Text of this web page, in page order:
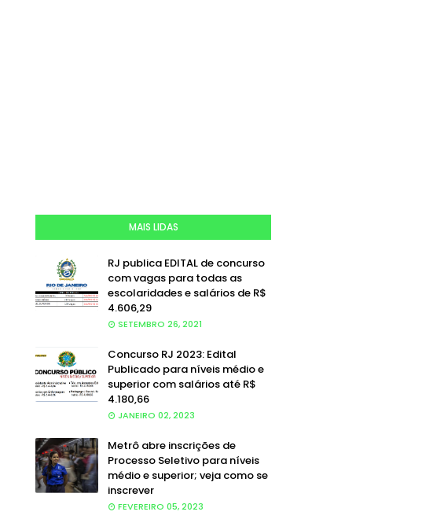
MAIS LIDAS
RJ publica EDITAL de concurso
com vagas para todas as
escolaridades e salários de R$
4.606,29
SETEMBRO 26, 2021
Concurso RJ 2023: Edital
Publicado para níveis médio e
superior com salários até R$
4.180,66
JANEIRO 02, 2023
Metrô abre inscrições de
Processo Seletivo para níveis
médio e superior; veja como se
inscrever
FEVEREIRO 05, 2023